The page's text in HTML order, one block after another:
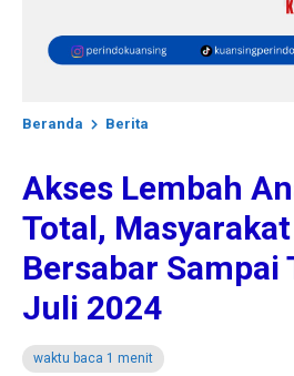
Beranda Berita
Akses Lembah
Total,
Bersabar Sampai
Juli 2024
waktu baca 1 menit